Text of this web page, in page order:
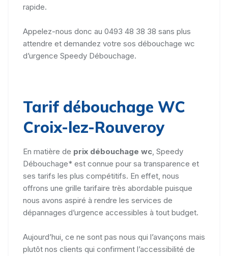
rapide.
Appelez-nous donc au 0493 48 38 38 sans plus
attendre et demandez votre sos débouchage wc
d’urgence Speedy Débouchage.
Tarif débouchage WC
Croix-lez-Rouveroy
En matière de prix débouchage wc , Speedy
Débouchage* est connue pour sa transparence et
ses tarifs les plus compétitifs. En effet, nous
offrons une grille tarifaire très abordable puisque
nous avons aspiré à rendre les services de
dépannages d’urgence accessibles à tout budget.
Aujourd’hui, ce ne sont pas nous qui l’avançons mais
plutôt nos clients qui confirment l’accessibilité de